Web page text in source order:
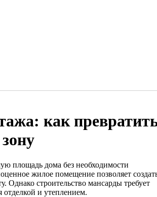
как
площадь дома без необходимости
жилое помещение позволяет
Однако строительство мансарды требует
отделкой и утеплением.